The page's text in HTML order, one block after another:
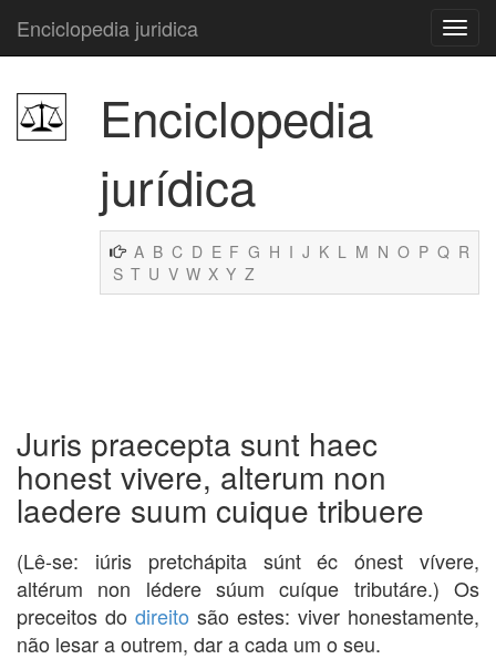
Enciclopedia juridica
Enciclopedia
jurídica
A B C D E F G H I J K L M N O P Q R
S T U V W X Y Z
Juris praecepta sunt haec
honest vivere, alterum non
laedere suum cuique tribuere
(Lê-se: iúris pretchápita súnt éc ónest vívere,
altérum non lédere súum cuíque tributáre.) Os
preceitos do direito são estes: viver honestamente,
não lesar a outrem, dar a cada um o seu.